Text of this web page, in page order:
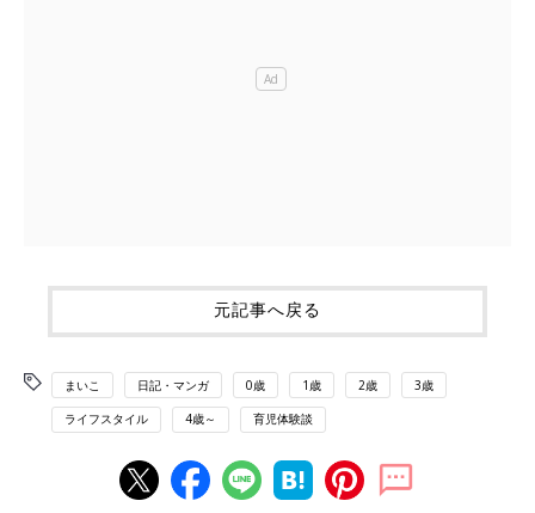
元記事へ戻る
まいこ 日記・マンガ 0歳 1歳 2歳 3歳
ライフスタイル 4歳～ 育児体験談